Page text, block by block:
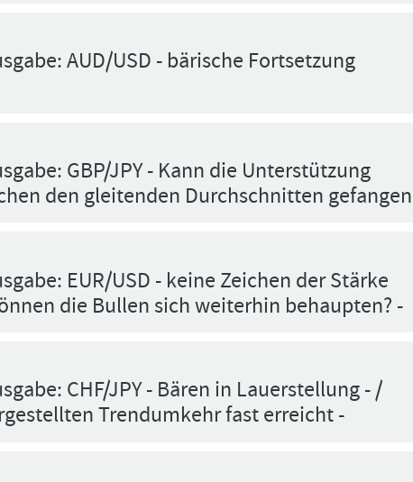
AUD/USD - bärische Fortsetzung
GBP/JPY - Kann die Unterstützung
den gleitenden Durchschnitten
EUR/USD - keine Zeichen der Stärke
die Bullen sich weiterhin behaupten? -
CHF/JPY - Bären in Lauerstellung - /
Trendumkehr fast erreicht -